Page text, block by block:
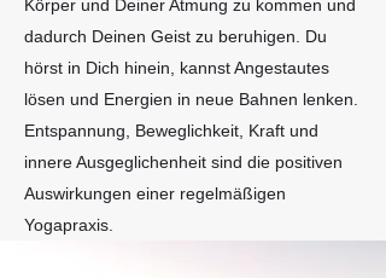
Körper und Deiner Atmung zu kommen und
dadurch Deinen Geist zu beruhigen. Du
hörst in Dich hinein, kannst Angestautes
lösen und Energien in neue Bahnen lenken.
Entspannung, Beweglichkeit, Kraft und
innere Ausgeglichenheit sind die positiven
Auswirkungen einer regelmäßigen
Yogapraxis.